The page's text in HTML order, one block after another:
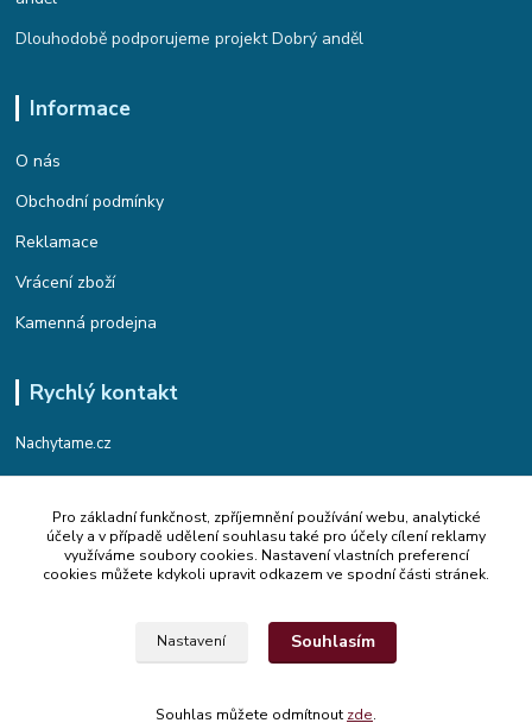
Dlouhodobě podporujeme projekt Dobrý anděl
Informace
O nás
Obchodní podmínky
Reklamace
Vrácení zboží
Kamenná prodejna
Rychlý kontakt
Nachytame.cz
(Po-Pá, 9:00-17:00 hod.)
Email : info@nachytame.cz
© 2015 Nachytame.cz
Pro základní funkčnost, zpříjemnění používání webu, analytické
účely a v případě udělení souhlasu také pro účely cílení reklamy
využíváme soubory cookies. Nastavení vlastních preferencí
cookies můžete kdykoli upravit odkazem ve spodní části stránek.
Nastavení Souhlasím
Souhlas můžete odmítnout zde.